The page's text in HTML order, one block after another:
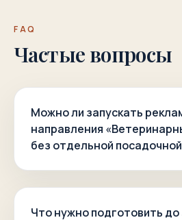
FAQ
Частые вопросы
Можно ли запускать
направления
без отдельной
Что нужно подготовить до